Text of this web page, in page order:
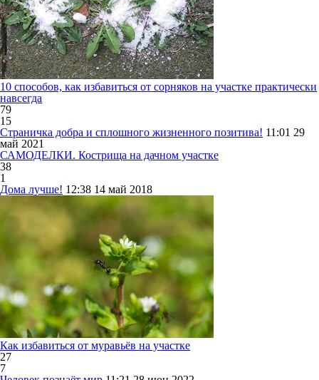
10 способов, как избавиться от сорняков на участке практически
навсегда
79
15
Страничка добра и сплошного жизненного позитива! 11:01 29
май 2021
САМОДЕЛКИ. Кострища на дачном участке
38
1
Дома лучше! 12:38 14 май 2018
Как избавиться от муравьёв на участке
27
7